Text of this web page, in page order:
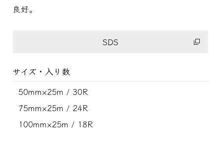
良好。
SDS
サイズ・入り数
50mm×25m / 30R
75mm×25m / 24R
100mm×25m / 18R